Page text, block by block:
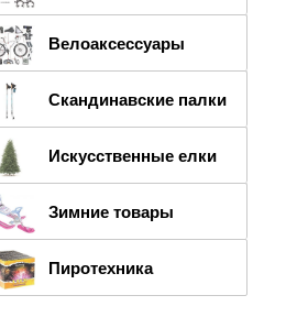
Велоаксессуары
Скандинавские палки
Искусственные елки
Зимние товары
Пиротехника